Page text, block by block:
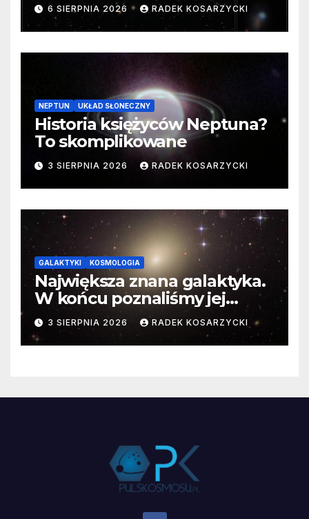
cenne dane
6 SIERPNIA 2026 RADEK KOSARZYCKI
NEPTUN UKŁAD SŁONECZNY
Historia księżyców Neptuna?
To skomplikowane
3 SIERPNIA 2026 RADEK KOSARZYCKI
GALAKTYKI KOSMOLOGIA
Największa znana galaktyka.
W końcu poznaliśmy jej
faktyczne wymiary
3 SIERPNIA 2026 RADEK KOSARZYCKI